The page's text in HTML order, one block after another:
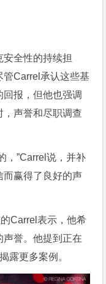
全性的持续担
Carrel承认这些基
报，但他也强调
，声誉和尽职调查
，”Carrel说，并补
而赢得了良好的声
Carrel表示，他希
誉。他提到正在
露更多案例。